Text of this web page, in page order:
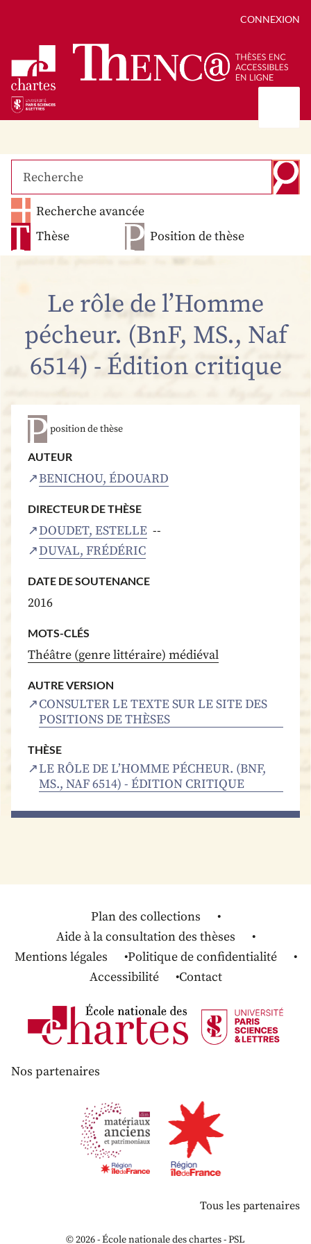
CONNEXION
Collections
Thèses
Positions de thèse
Autour des thèses
Autour de ThENC@
Chroniques chartistes
Bibliographie des thèses
Contact
Autoriser la numérisation de votre thèse
Bibliothèque numérique
Recherche avancée
Thèse
Position de thèse
Le rôle de l’Homme
pécheur. (BnF, MS., Naf
6514) - Édition critique
position de thèse
AUTEUR
BENICHOU, ÉDOUARD
DIRECTEUR DE THÈSE
DOUDET, ESTELLE
DUVAL, FRÉDÉRIC
DATE DE SOUTENANCE
2016
MOTS-CLÉS
Théâtre (genre littéraire) médiéval
AUTRE VERSION
CONSULTER LE TEXTE SUR LE SITE DES
POSITIONS DE THÈSES
THÈSE
LE RÔLE DE L’HOMME PÉCHEUR. (BNF,
MS., NAF 6514) - ÉDITION CRITIQUE
Plan des collections
Aide à la consultation des thèses
Mentions légales
Politique de confidentialité
Accessibilité
Contact
Nos partenaires
Tous les partenaires
© 2026 - École nationale des chartes - PSL